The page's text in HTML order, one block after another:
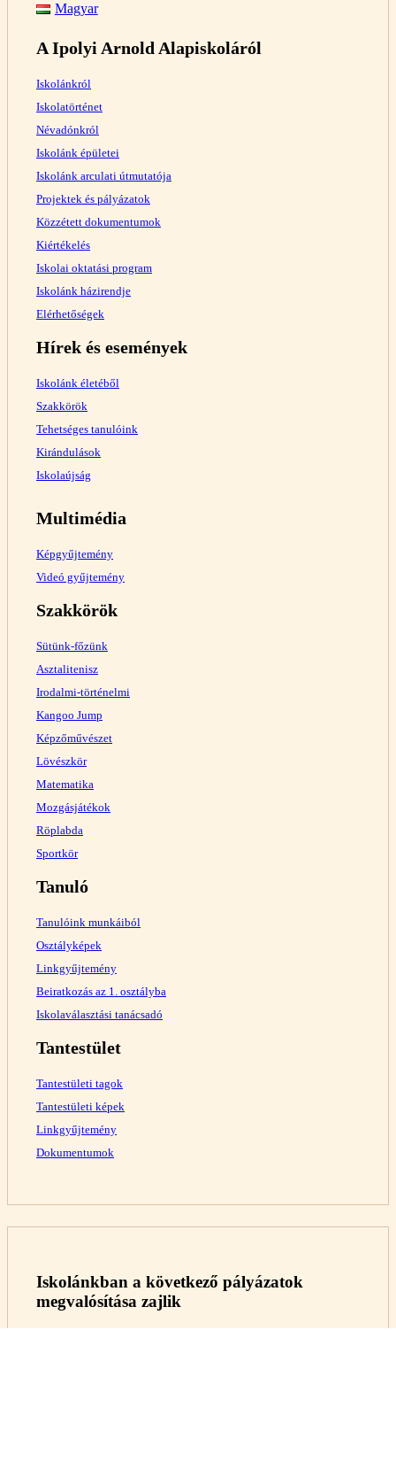
Magyar
A Ipolyi Arnold Alapiskoláról
Iskolánkról
Iskolatörténet
Névadónkról
Iskolánk épületei
Iskolánk arculati útmutatója
Projektek és pályázatok
Közzétett dokumentumok
Kiértékelés
Iskolai oktatási program
Iskolánk házirendje
Elérhetőségek
Hírek és események
Iskolánk életéből
Szakkörök
Tehetséges tanulóink
Kirándulások
Iskolaújság
Multimédia
Képgyűjtemény
Videó gyűjtemény
Szakkörök
Sütünk-főzünk
Asztalitenisz
Irodalmi-történelmi
Kangoo Jump
Képzőművészet
Lövészkör
Matematika
Mozgásjátékok
Röplabda
Sportkör
Tanuló
Tanulóink munkáiból
Osztályképek
Linkgyűjtemény
Beiratkozás az 1. osztályba
Iskolaválasztási tanácsadó
Tantestület
Tantestületi tagok
Tantestületi képek
Linkgyűjtemény
Dokumentumok
Iskolánkban a következő pályázatok
megvalósítása zajlik